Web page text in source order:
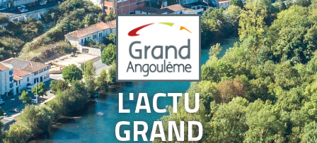
L'ACTU
GRAND
Panneau de gestion des cookies